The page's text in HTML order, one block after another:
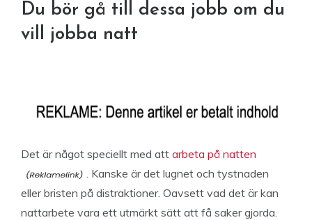
Du bör gå till dessa jobb om du
vill jobba natt
Det är något speciellt med att arbeta på natten
. Kanske är det lugnet och tystnaden
eller bristen på distraktioner. Oavsett vad det är kan
nattarbete vara ett utmärkt sätt att få saker gjorda.